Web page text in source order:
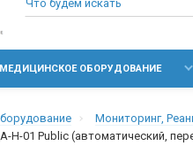
МЕДИЦИНСКОЕ ОБОРУДОВАНИЕ
Мониторинг,
01 Public (автоматический,